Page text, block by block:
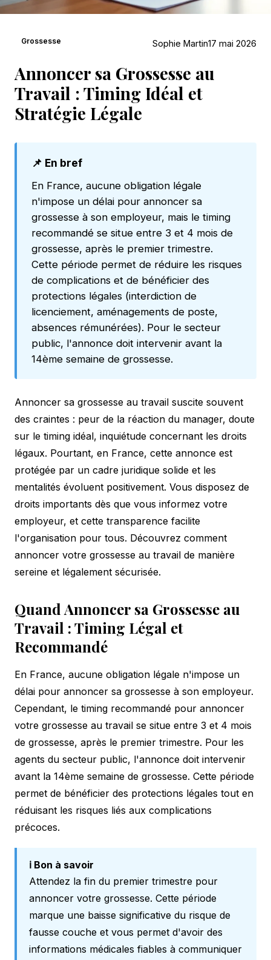
Grossesse Sophie Martin17 mai 2026
Annoncer sa Grossesse au
Travail : Timing Idéal et
Stratégie Légale
📌 En bref
En France, aucune obligation légale
n'impose un délai pour annoncer sa
grossesse à son employeur, mais le timing
recommandé se situe entre 3 et 4 mois de
grossesse, après le premier trimestre.
Cette période permet de réduire les risques
de complications et de bénéficier des
protections légales (interdiction de
licenciement, aménagements de poste,
absences rémunérées). Pour le secteur
public, l'annonce doit intervenir avant la
14ème semaine de grossesse.
Annoncer sa grossesse au travail suscite souvent
des craintes : peur de la réaction du manager, doute
sur le timing idéal, inquiétude concernant les droits
légaux. Pourtant, en France, cette annonce est
protégée par un cadre juridique solide et les
mentalités évoluent positivement. Vous disposez de
droits importants dès que vous informez votre
employeur, et cette transparence facilite
l'organisation pour tous. Découvrez comment
annoncer votre grossesse au travail de manière
sereine et légalement sécurisée.
Quand Annoncer sa Grossesse au
Travail : Timing Légal et
Recommandé
En France, aucune obligation légale n'impose un
délai pour annoncer sa grossesse à son employeur.
Cependant, le timing recommandé pour annoncer
votre grossesse au travail se situe entre 3 et 4 mois
de grossesse, après le premier trimestre. Pour les
agents du secteur public, l'annonce doit intervenir
avant la 14ème semaine de grossesse. Cette période
permet de bénéficier des protections légales tout en
réduisant les risques liés aux complications
précoces.
ℹ️ Bon à savoir
Attendez la fin du premier trimestre pour
annoncer votre grossesse. Cette période
marque une baisse significative du risque de
fausse couche et vous permet d'avoir des
informations médicales fiables à communiquer